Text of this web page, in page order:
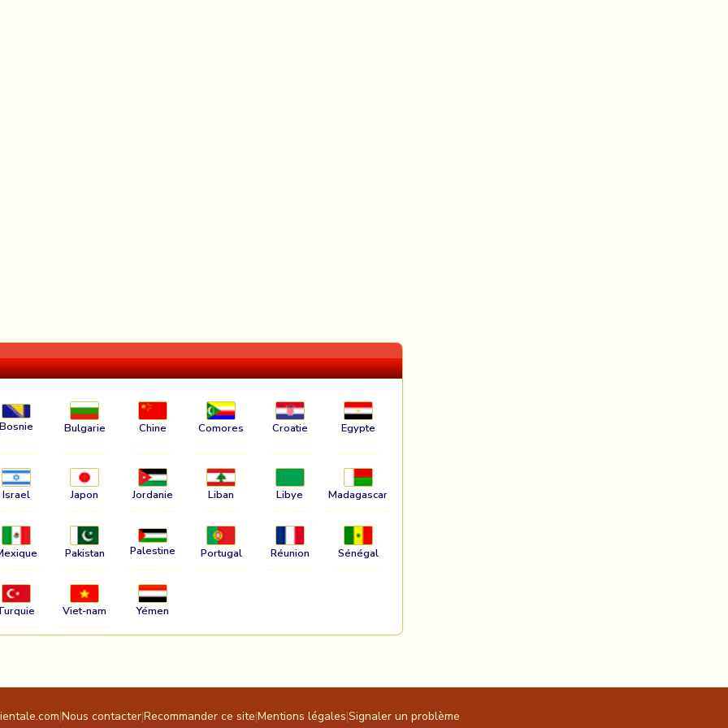
Bosnie Bulgarie Chine Comores Croatie Egypte
Israel Japon Jordanie Liban Libye Madagascar
Pakistan Palestine Portugal Réunion Sénégal
Viet-nam Yémen
|Nous contacter|Recommander ce site|Mentions légales|Signaler un problème